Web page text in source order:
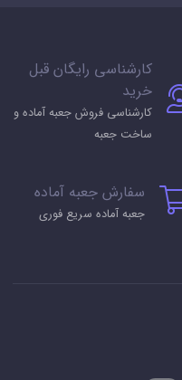
کارشناسی رایگان قبل
خرید
کارشناسی فروش جعبه آماده و
ساخت جعبه
سفارش جعبه آماده
جعبه آماده سریع فوری